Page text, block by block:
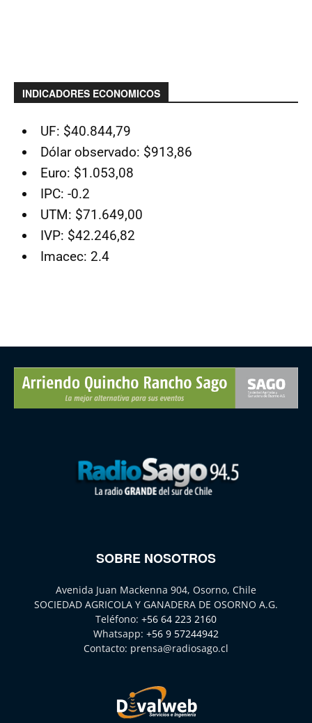
INDICADORES ECONOMICOS
UF: $40.844,79
Dólar observado: $913,86
Euro: $1.053,08
IPC: -0.2
UTM: $71.649,00
IVP: $42.246,82
Imacec: 2.4
SOBRE NOSOTROS
Avenida Juan Mackenna 904, Osorno, Chile
SOCIEDAD AGRICOLA Y GANADERA DE OSORNO A.G.
Teléfono: +56 64 223 2160
Whatsapp: +56 9 57244942
Contacto: prensa@radiosago.cl